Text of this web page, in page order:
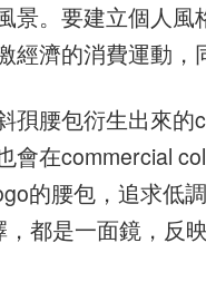
景。要建立個人
濟的消費運動，
孭腰包衍生出來
會在commercial
的腰包，追求低
都是一面鏡，反